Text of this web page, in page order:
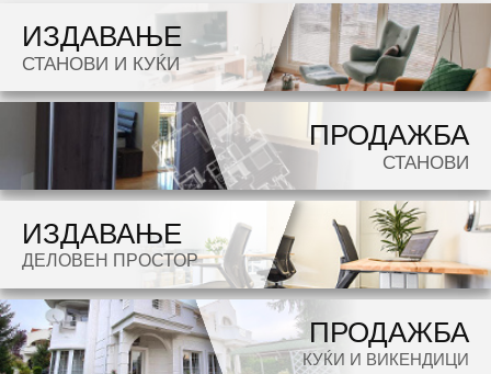
Dokolku barate stan, kuka, deloven prostor ova e vistinskoto mesto da ja zapocnete vasata
ИЗДАВАЊЕ
СТАНОВИ И КУЌИ
ПРОДАЖБА
СТАНОВИ
ИЗДАВАЊЕ
ДЕЛОВЕН ПРОСТОР
ПРОДАЖБА
КУЌИ И ВИКЕНДИЦИ